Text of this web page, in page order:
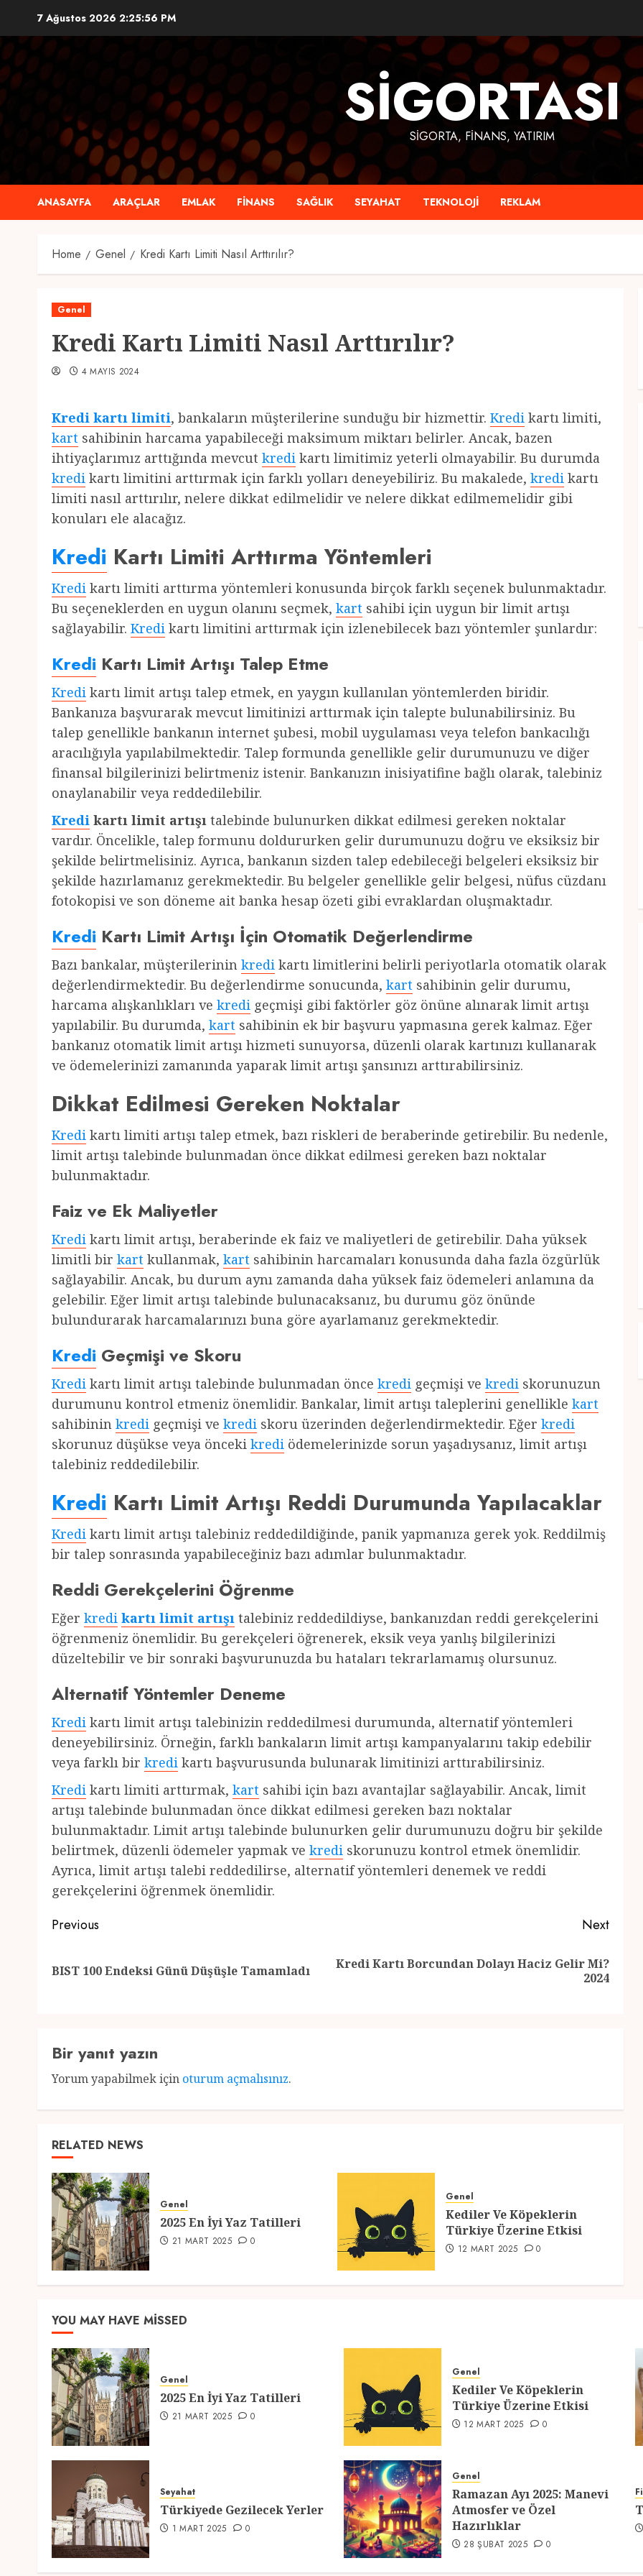
content
7 Ağustos 2026 2:25:58 PM
SIGORTASI
SIGORTA, FINANS, YATIRIM
ANASAYFA ARAÇLAR EMLAK FINANS SAĞLIK SEYAHAT TEKNOLOJI REKLAM
Home Genel Kredi Kartı Limiti Nasıl Arttırılır?
Genel
Kredi Kartı Limiti Nasıl Arttırılır?
4 MAYIS 2024
Kredi kartı limiti, bankaların müşterilerine sunduğu bir hizmettir. Kredi kartı limiti,
kart sahibinin harcama yapabileceği maksimum miktarı belirler. Ancak, bazen
ihtiyaçlarımız arttığında mevcut kredi kartı limitimiz yeterli olmayabilir. Bu durumda
kredi kartı limitini arttırmak için farklı yolları deneyebiliriz. Bu makalede, kredi kartı
limiti nasıl arttırılır, nelere dikkat edilmelidir ve nelere dikkat edilmemelidir gibi
konuları ele alacağız.
Kredi Kartı Limiti Arttırma Yöntemleri
Kredi kartı limiti arttırma yöntemleri konusunda birçok farklı seçenek bulunmaktadır.
Bu seçeneklerden en uygun olanını seçmek, kart sahibi için uygun bir limit artışı
sağlayabilir. Kredi kartı limitini arttırmak için izlenebilecek bazı yöntemler şunlardır:
Kredi Kartı Limit Artışı Talep Etme
Kredi kartı limit artışı talep etmek, en yaygın kullanılan yöntemlerden biridir.
Bankanıza başvurarak mevcut limitinizi arttırmak için talepte bulunabilirsiniz. Bu
talep genellikle bankanın internet şubesi, mobil uygulaması veya telefon bankacılığı
aracılığıyla yapılabilmektedir. Talep formunda genellikle gelir durumunuzu ve diğer
finansal bilgilerinizi belirtmeniz istenir. Bankanızın inisiyatifine bağlı olarak, talebiniz
onaylanabilir veya reddedilebilir.
Kredi kartı limit artışı talebinde bulunurken dikkat edilmesi gereken noktalar
vardır. Öncelikle, talep formunu doldururken gelir durumunuzu doğru ve eksiksiz bir
şekilde belirtmelisiniz. Ayrıca, bankanın sizden talep edebileceği belgeleri eksiksiz bir
şekilde hazırlamanız gerekmektedir. Bu belgeler genellikle gelir belgesi, nüfus cüzdanı
fotokopisi ve son döneme ait banka hesap özeti gibi evraklardan oluşmaktadır.
Kredi Kartı Limit Artışı İçin Otomatik Değerlendirme
Bazı bankalar, müşterilerinin kredi kartı limitlerini belirli periyotlarla otomatik olarak
değerlendirmektedir. Bu değerlendirme sonucunda, kart sahibinin gelir durumu,
harcama alışkanlıkları ve kredi geçmişi gibi faktörler göz önüne alınarak limit artışı
yapılabilir. Bu durumda, kart sahibinin ek bir başvuru yapmasına gerek kalmaz. Eğer
bankanız otomatik limit artışı hizmeti sunuyorsa, düzenli olarak kartınızı kullanarak
ve ödemelerinizi zamanında yaparak limit artışı şansınızı arttırabilirsiniz.
Dikkat Edilmesi Gereken Noktalar
Kredi kartı limiti artışı talep etmek, bazı riskleri de beraberinde getirebilir. Bu nedenle,
limit artışı talebinde bulunmadan önce dikkat edilmesi gereken bazı noktalar
bulunmaktadır.
Faiz ve Ek Maliyetler
Kredi kartı limit artışı, beraberinde ek faiz ve maliyetleri de getirebilir. Daha yüksek
limitli bir kart kullanmak, kart sahibinin harcamaları konusunda daha fazla özgürlük
sağlayabilir. Ancak, bu durum aynı zamanda daha yüksek faiz ödemeleri anlamına da
gelebilir. Eğer limit artışı talebinde bulunacaksanız, bu durumu göz önünde
bulundurarak harcamalarınızı buna göre ayarlamanız gerekmektedir.
Kredi Geçmişi ve Skoru
Kredi kartı limit artışı talebinde bulunmadan önce kredi geçmişi ve kredi skorunuzun
durumunu kontrol etmeniz önemlidir. Bankalar, limit artışı taleplerini genellikle kart
sahibinin kredi geçmişi ve kredi skoru üzerinden değerlendirmektedir. Eğer kredi
skorunuz düşükse veya önceki kredi ödemelerinizde sorun yaşadıysanız, limit artışı
talebiniz reddedilebilir.
Kredi Kartı Limit Artışı Reddi Durumunda Yapılacaklar
Kredi kartı limit artışı talebiniz reddedildiğinde, panik yapmanıza gerek yok. Reddilmiş
bir talep sonrasında yapabileceğiniz bazı adımlar bulunmaktadır.
Reddi Gerekçelerini Öğrenme
Eğer kredi kartı limit artışı talebiniz reddedildiyse, bankanızdan reddi gerekçelerini
öğrenmeniz önemlidir. Bu gerekçeleri öğrenerek, eksik veya yanlış bilgilerinizi
düzeltebilir ve bir sonraki başvurunuzda bu hataları tekrarlamamış olursunuz.
Alternatif Yöntemler Deneme
Kredi kartı limit artışı talebinizin reddedilmesi durumunda, alternatif yöntemleri
deneyebilirsiniz. Örneğin, farklı bankaların limit artışı kampanyalarını takip edebilir
veya farklı bir kredi kartı başvurusunda bulunarak limitinizi arttırabilirsiniz.
Kredi kartı limiti arttırmak, kart sahibi için bazı avantajlar sağlayabilir. Ancak, limit
artışı talebinde bulunmadan önce dikkat edilmesi gereken bazı noktalar
bulunmaktadır. Limit artışı talebinde bulunurken gelir durumunuzu doğru bir şekilde
belirtmek, düzenli ödemeler yapmak ve kredi skorunuzu kontrol etmek önemlidir.
Ayrıca, limit artışı talebi reddedilirse, alternatif yöntemleri denemek ve reddi
gerekçelerini öğrenmek önemlidir.
Post
Previous
Previous
BIST 100 Endeksi Günü Düşüşle Tamamladı
Next
Next
Kredi Kartı Borcundan Dolayı Haciz Gelir Mi?
2024
Bir yanıt yazın
Yorum yapabilmek için oturum açmalısınız.
RELATED NEWS
Genel
2025 En İyi Yaz Tatilleri
21 MART 2025 0
Genel
Kediler Ve Köpeklerin
Türkiye Üzerine Etkisi
12 MART 2025 0
YOU MAY HAVE MISSED
Genel
2025 En İyi Yaz Tatilleri
21 MART 2025 0
Genel
Kediler Ve Köpeklerin
Türkiye Üzerine Etkisi
12 MART 2025 0
Seyahat
Türkiyede Gezilecek Yerler
1 MART 2025 0
Genel
Ramazan Ayı 2025: Manevi
Atmosfer ve Özel
Hazırlıklar
28 ŞUBAT 2025 0